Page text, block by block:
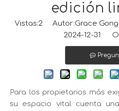
edición
Vistas:2Autor:Grace
2024-12-31
Para los propietarios más
su espacio vital cuenta